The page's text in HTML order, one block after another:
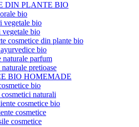
DIN PLANTE BIO
bio
vegetale bio
bio
cosmetice din plante bio
bio
naturale parfum
pretioase
BIO HOMEMADE
bio
naturali
cosmetice bio
cosmetice
cosmetice